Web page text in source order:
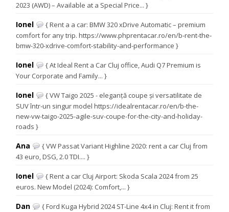
2023 (AWD) – Available at a Special Price... }
Ionel
{ Rent a a car: BMW 320 xDrive Automatic – premium
comfort for any trip. https://www.phprentacar.ro/en/b-rent-the-
bmw-320-xdrive-comfort-stability-and-performance }
Ionel
{ At Ideal Rent a Car Cluj office, Audi Q7 Premium is
Your Corporate and Family... }
Ionel
{ VW Taigo 2025 - eleganță coupe și versatilitate de
SUV într-un singur model https://idealrentacar.ro/en/b-the-
new-vw-taigo-2025-agile-suv-coupe-for-the-city-and-holiday-
roads }
Ana
{ VW Passat Variant Highline 2020: rent a car Cluj from
43 euro, DSG, 2.0 TDI.... }
Ionel
{ Rent a car Cluj Airport: Skoda Scala 2024 from 25
euros. New Model (2024): Comfort,... }
Dan
{ Ford Kuga Hybrid 2024 ST-Line 4x4 in Cluj: Rent it from